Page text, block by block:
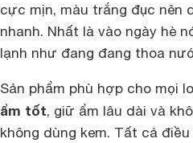
cực mịn, màu trắng đục nên
nhanh. Nhất là vào ngày hè
lạnh như đang đang thoa
Sản phẩm phù hợp cho mọi
ẩm tốt, giữ ẩm lâu dài và
không dùng kem. Tất cả